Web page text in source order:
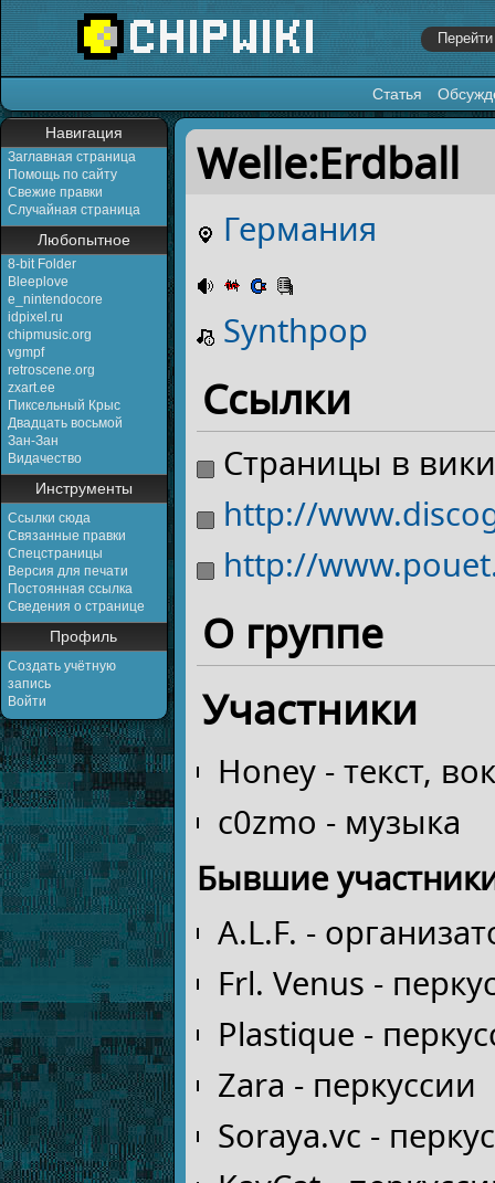
Статья
Навигация
Заглавная страница
Помощь по сайту
Свежие правки
Случайная страница
Любопытное
8-bit Folder
Bleeplove
e_nintendocore
idpixel.ru
chipmusic.org
vgmpf
retroscene.org
zxart.ee
Пиксельный Крыс
Двадцать восьмой
Зан-Зан
Видачество
Инструменты
Ссылки сюда
Связанные правки
Спецстраницы
Версия для печати
Постоянная ссылка
Сведения о странице
Профиль
Создать учётную
запись
Войти
Перейти к:навигация,поиск
Welle:Erdball
Германия
Synthpop
Ссылки
Страницы в
http://
http://
О группе
Участники
Honey - текст,
c0zmo - музыка
Бывшие
A.L.F. -
Frl. Venus -
Plastique -
Zara - перкуссии
Soraya.vc -